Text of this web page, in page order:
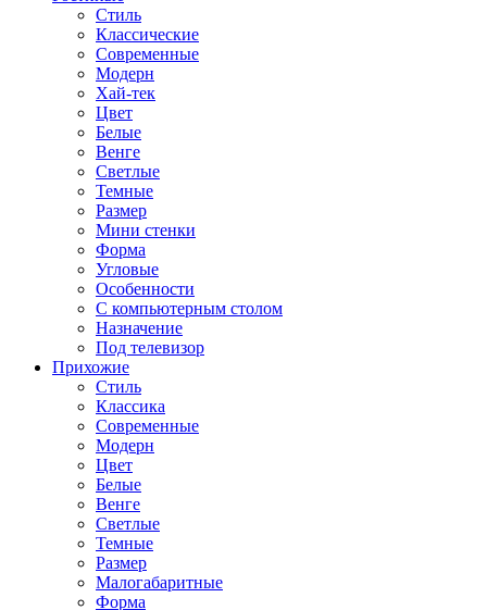
Стиль
Классические
Современные
Модерн
Хай-тек
Цвет
Белые
Венге
Светлые
Темные
Размер
Мини стенки
Форма
Угловые
Особенности
С компьютерным столом
Назначение
Под телевизор
Прихожие
Стиль
Классика
Современные
Модерн
Цвет
Белые
Венге
Светлые
Темные
Размер
Малогабаритные
Форма